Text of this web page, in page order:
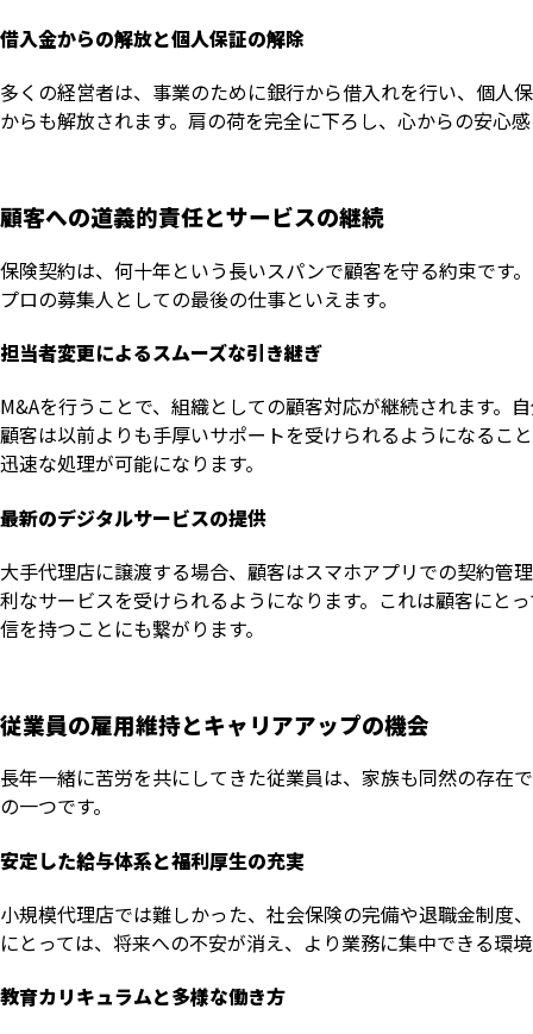
借入金からの解放と個人保証の解除
多くの経営者は、事業のために銀行から借入れを行い、個人
からも解放されます。肩の荷を完全に下ろし、心からの安心
顧客への道義的責任とサービスの継続
保険契約は、何十年という長いスパンで顧客を守る約束です
プロの募集人としての最後の仕事といえます。
担当者変更によるスムーズな引き継ぎ
M&Aを行うことで、組織としての顧客対応が継続されます。
顧客は以前よりも手厚いサポートを受けられるようになるこ
迅速な処理が可能になります。
最新のデジタルサービスの提供
大手代理店に譲渡する場合、顧客はスマホアプリでの契約管
利なサービスを受けられるようになります。これは顧客にと
信を持つことにも繋がります。
従業員の雇用維持とキャリアアップの機会
長年一緒に苦労を共にしてきた従業員は、家族も同然の存在
の一つです。
安定した給与体系と福利厚生の充実
小規模代理店では難しかった、社会保険の完備や退職金制度
にとっては、将来への不安が消え、より業務に集中できる環
教育カリキュラムと多様な働き方